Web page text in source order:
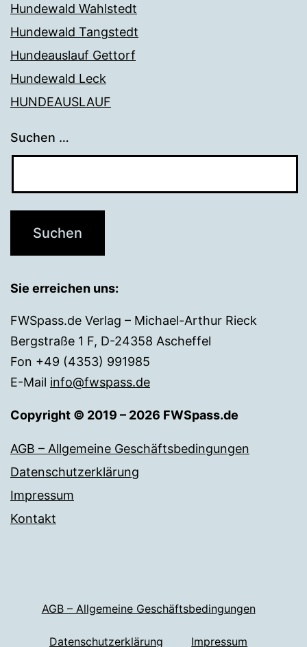
Hundewald Wahlstedt
Hundewald Tangstedt
Hundeauslauf Gettorf
Hundewald Leck
HUNDEAUSLAUF
Suchen …
Sie erreichen uns:
FWSpass.de Verlag – Michael-Arthur Rieck
Bergstraße 1 F, D-24358 Ascheffel
Fon +49 (4353) 991985
E-Mail info@fwspass.de
Copyright © 2019 – 2026 FWSpass.de
AGB – Allgemeine Geschäftsbedingungen
Datenschutzerklärung
Impressum
Kontakt
AGB – Allgemeine Geschäftsbedingungen
Datenschutzerklärung Impressum